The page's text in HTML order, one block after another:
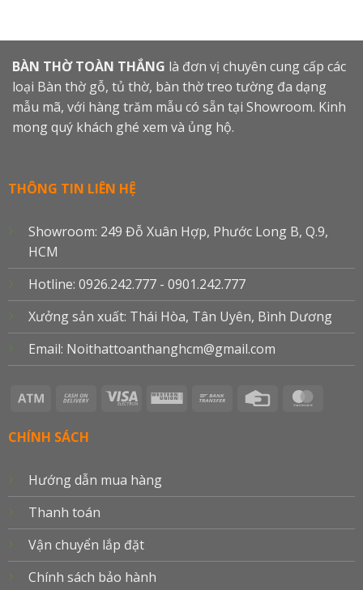
BÀN THỜ TOÀN THẮNG là đơn vị chuyên cung cấp các
loại Bàn thờ gỗ, tủ thờ, bàn thờ treo tường đa dạng
mẫu mã, với hàng trăm mẫu có sẵn tại Showroom. Kinh
mong quý khách ghé xem và ủng hộ.
THÔNG TIN LIÊN HỆ
Showroom: 249 Đỗ Xuân Hợp, Phước Long B, Q.9,
HCM
Hotline: 0926.242.777 - 0901.242.777
Xưởng sản xuất: Thái Hòa, Tân Uyên, Bình Dương
Email: Noithattoanthanghcm@gmail.com
Atm
Cash
Visa
Western
Bank
Credit
CHÍNH SÁCH
Hướng dẫn mua hàng
Thanh toán
Vận chuyển lắp đặt
Chính sách bảo hành